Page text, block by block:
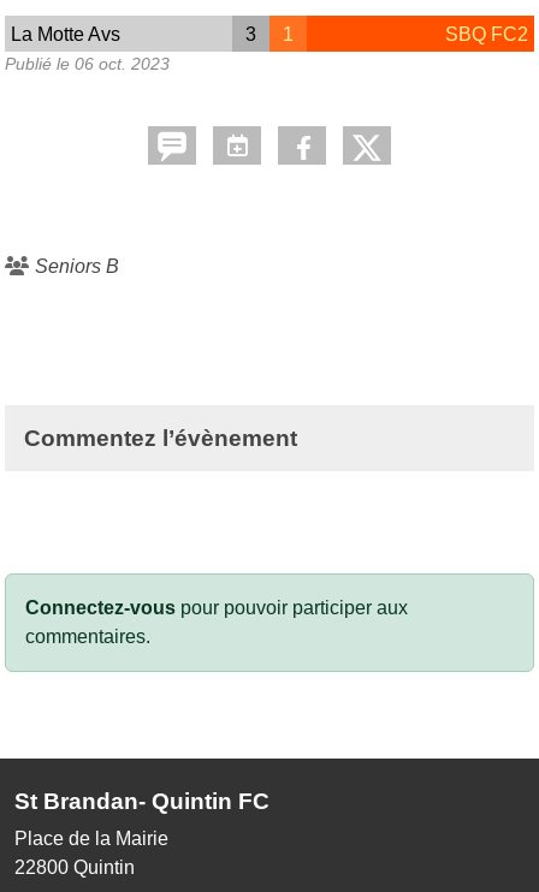
La Motte Avs 3 1 SBQ FC2
Publié le 06 oct. 2023
Seniors B
Commentez l’évènement
Connectez-vous pour pouvoir participer aux
commentaires.
St Brandan- Quintin FC
Place de la Mairie
22800 Quintin